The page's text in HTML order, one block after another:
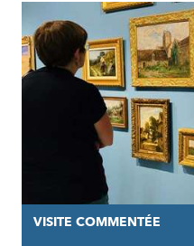
VISITE COMMENTÉE